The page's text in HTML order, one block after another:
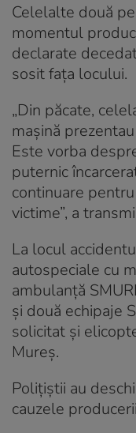
Celelalte două
momentul
declarate
sosit fața locului.
„Din păcate,
mașină
Este vorba
puternic
continuare
victime”, a
La locul
autospeciale cu
ambulanță
și două echipaje
solicitat și
Mureș.
Polițiștii au
cauzele